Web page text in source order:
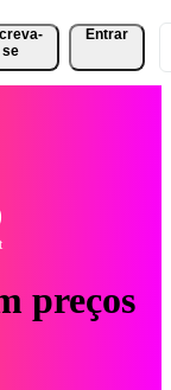
se
Entrar
preços